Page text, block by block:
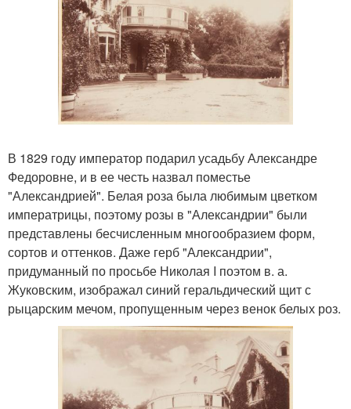
В 1829 году император подарил усадьбу Александре
Федоровне, и в ее честь назвал поместье
"Александрией". Белая роза была любимым цветком
императрицы, поэтому розы в "Александрии" были
представлены бесчисленным многообразием форм,
сортов и оттенков. Даже герб "Александрии",
придуманный по просьбе Николая I поэтом в. а.
Жуковским, изображал синий геральдический щит с
рыцарским мечом, пропущенным через венок белых роз.